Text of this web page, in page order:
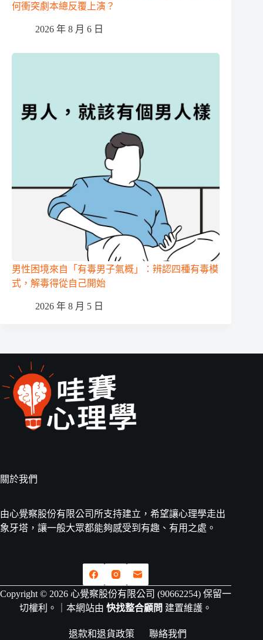
何衝突劇本總反覆上演？
2026 年 8 月 6 日
男性困境來自「有毒男子氣概」：辨認四種有毒模
式，解毒得從自己開始
2026 年 8 月 5 日
關於我們
由心覺察股份有限公司所支持建立，希望讓心理學走出
象牙塔，讓一般大眾都能夠感受到有趣、有用之處。
Copyright © 2026 心覺察股份有限公司 (90662254) 保留一
切權利。｜本網站由快找整合顧問 建置維護。
退款和退貨政策 聯絡我們